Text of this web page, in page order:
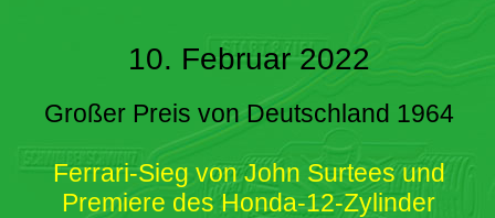
10. Februar 2022
Großer Preis von Deutschland 1964
Ferrari-Sieg von John Surtees und
Premiere des Honda-12-Zylinder